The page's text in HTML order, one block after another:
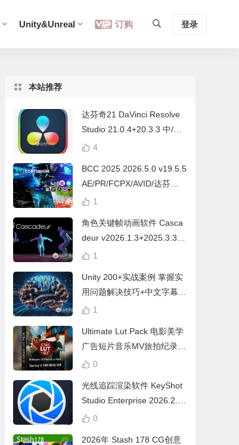
Unity&Unreal 订购 登录
本站推荐
达芬奇21 DaVinci Resolve
Studio 21.0.4+20.3.3 中/英
文 Win/Mac
4
BCC 2025 2026.5.0 v19.5.5
AE/PR/FCPX/AVID/达芬奇
视频特效插件Continuum Wi
1
角色关键帧动画软件 Casca
deur v2026.1.3+2025.3.3
Win/Mac+中文字幕教程
1
Unity 200+实战案例 掌握实
用问题解决技巧+中文字幕 L
earn Problem Solving
1
Ultimate Lut Pack 电影美学
广告短片音乐MV旅拍纪录片
视频调色预设
0
光线追踪渲染软件 KeyShot
Studio Enterprise 2026.2.1
Win中文版
0
2026年 Stash 178 CG创意